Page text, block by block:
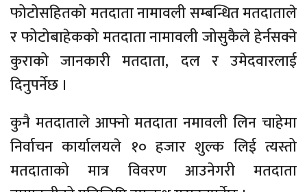
फोटोसहितको मतदाता नामावली सम्बन्धित मतदाताले
र फोटोबाहेकको मतदाता नामावली जोसुकैले हेर्नसक्ने
कुराको जानकारी मतदाता, दल र उमेदवारलाई
दिनुपर्नेछ ।
कुनै मतदाताले आफ्नो मतदाता नमावली लिन चाहेमा
निर्वाचन कार्यालयले १० हजार शुल्क लिई त्यस्तो
मतदाताको मात्र विवरण आउनेगरी मतदाता